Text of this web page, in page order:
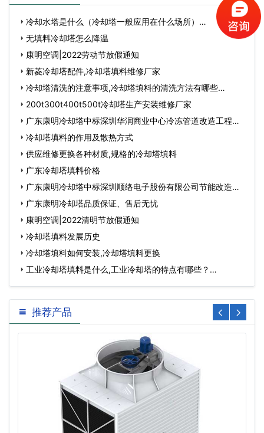
冷却水塔是什么（冷却塔一般应用在什么场所）…
无填料冷却塔怎么降温
康明空调|2022劳动节放假通知
新菱冷却塔配件,冷却塔填料维修厂家
冷却塔清洗的注意事项,冷却塔填料的清洗方法有哪些…
200t300t400t500t冷却塔生产安装维修厂家
广东康明冷却塔中标深圳华润商业中心冷冻管道改造工程…
冷却塔填料的作用及散热方式
供应维修更换各种材质,规格的冷却塔填料
广东冷却塔填料价格
广东康明冷却塔中标深圳顺络电子股份有限公司节能改造工
程…广东康明冷却塔品质保证、售后无忧
康明空调|2022清明节放假通知
冷却塔填料发展历史
冷却塔填料如何安装,冷却塔填料更换
工业冷却塔填料是什么,工业冷却塔的特点有哪些？…
推荐产品